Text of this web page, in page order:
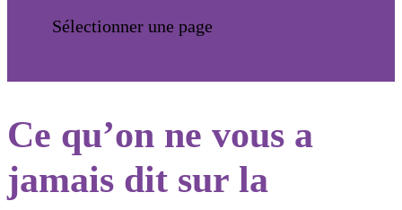
Sélectionner une page
Ce qu’on ne vous a
jamais dit sur la